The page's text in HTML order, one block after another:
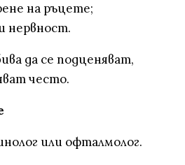
на ръцете;
нервност.
да се подценяват,
често.
или офталмолог.